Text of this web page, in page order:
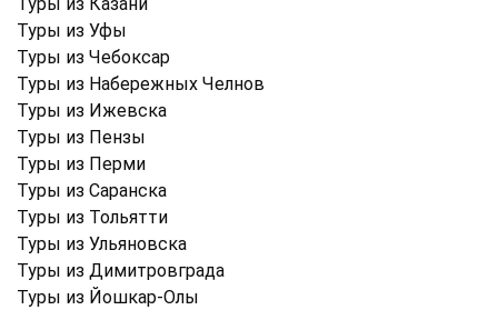
Туры из Уфы
Туры из Чебоксар
Туры из Набережных Челнов
Туры из Ижевска
Туры из Пензы
Туры из Перми
Туры из Саранска
Туры из Тольятти
Туры из Ульяновска
Туры из Димитровграда
Туры из Йошкар-Олы